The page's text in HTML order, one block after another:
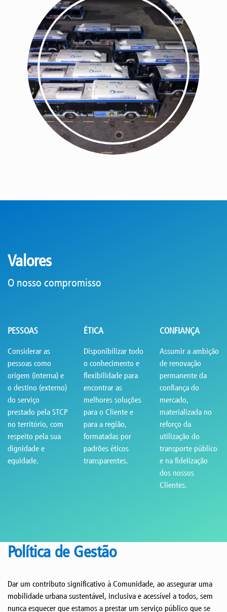
Valores
O nosso compromisso
PESSOAS
Considerar as
pessoas como
origem (interna) e
o destino (externo)
do serviço
prestado pela STCP
no território, com
respeito pela sua
dignidade e
equidade.
ÉTICA
Disponibilizar todo
o conhecimento e
flexibilidade para
encontrar as
melhores soluções
para o Cliente e
para a região,
formatadas por
padrões éticos
transparentes.
CONFIANÇA
Assumir a ambição
de renovação
permanente da
confiança do
mercado,
materializada no
reforço da
utilização do
transporte público
e na fidelização
dos nossos
Clientes.
Política de Gestão
Dar um contributo significativo à Comunidade, ao assegurar uma
mobilidade urbana sustentável, inclusiva e acessível a todos, sem
nunca esquecer que estamos a prestar um serviço público que se